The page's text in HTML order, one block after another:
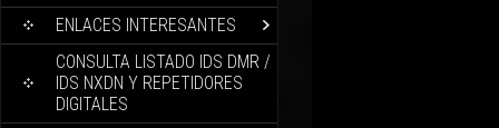
ENLACES INTERESANTES
CONSULTA LISTADO IDS DMR /
IDS NXDN Y REPETIDORES
DIGITALES